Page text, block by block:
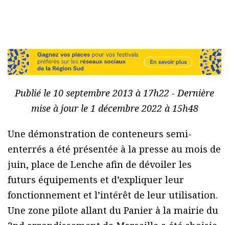
Publié le 10 septembre 2013 à 17h22 - Dernière
mise à jour le 1 décembre 2022 à 15h48
Une démonstration de conteneurs semi-
enterrés a été présentée à la presse au mois de
juin, place de Lenche afin de dévoiler les
futurs équipements et d’expliquer leur
fonctionnement et l’intérêt de leur utilisation.
Une zone pilote allant du Panier à la mairie du